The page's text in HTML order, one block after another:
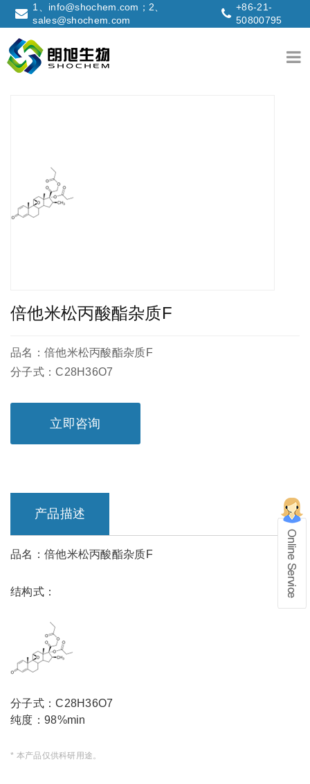
1、info@shochem.com；2、
sales@shochem.com
+86-21-
50800795
倍他米松丙酸酯杂质F
品名：倍他米松丙酸酯杂质F
分子式：C28H36O7
立即咨询
产品描述
品名：倍他米松丙酸酯杂质F
结构式：
分子式：C28H36O7
纯度：98%min
* 本产品仅供科研用途。
1、info@shochem.com；2